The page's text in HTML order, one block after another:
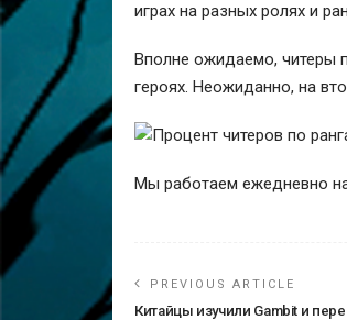
играх на разных ролях и
Вполне ожидаемо, читеры
героях. Неожиданно, на
Мы работаем ежедневно
PREVIOUS ARTICLE
Китайцы изучили Gambit и